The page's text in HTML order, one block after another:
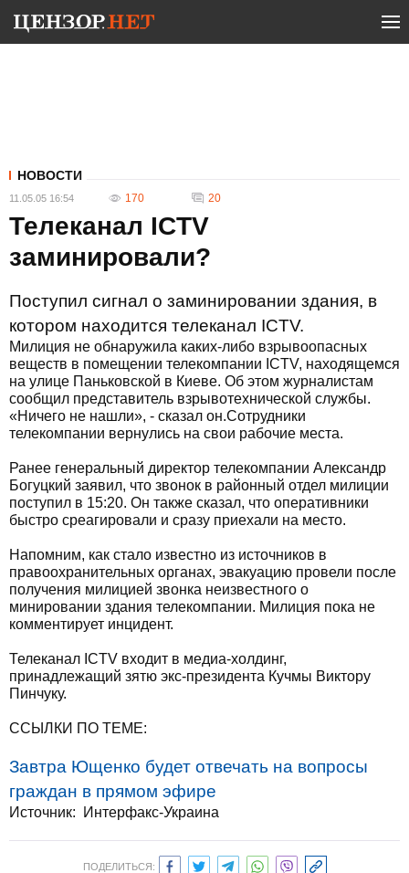
НОВОСТИ
11.05.05 16:54 170 20
Телеканал ICTV
заминировали?
Поступил сигнал о заминировании здания, в
котором находится телеканал ICTV.
Милиция не обнаружила каких-либо взрывоопасных
веществ в помещении телекомпании ICTV, находящемся
на улице Паньковской в Киеве. Об этом журналистам
сообщил представитель взрывотехнической службы.
«Ничего не нашли», - сказал он.Сотрудники
телекомпании вернулись на свои рабочие места.
Ранее генеральный директор телекомпании Александр
Богуцкий заявил, что звонок в районный отдел милиции
поступил в 15:20. Он также сказал, что оперативники
быстро среагировали и сразу приехали на место.
Напомним, как стало известно из источников в
правоохранительных органах, эвакуацию провели после
получения милицией звонка неизвестного о
минировании здания телекомпании. Милиция пока не
комментирует инцидент.
Телеканал ICTV входит в медиа-холдинг,
принадлежащий зятю экс-президента Кучмы Виктору
Пинчуку.
ССЫЛКИ ПО ТЕМЕ:
Завтра Ющенко будет отвечать на вопросы
граждан в прямом эфире
Источник: Интерфакс-Украина
ПОДЕЛИТЬСЯ: